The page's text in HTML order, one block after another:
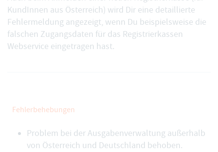
KundInnen aus Österreich) wird Dir eine detaillierte
Fehlermeldung angezeigt, wenn Du beispielsweise die
falschen Zugangsdaten für das Registrierkassen
Webservice eingetragen hast.
Fehlerbehebungen
Problem bei der Ausgabenverwaltung außerhalb
von Österreich und Deutschland behoben.